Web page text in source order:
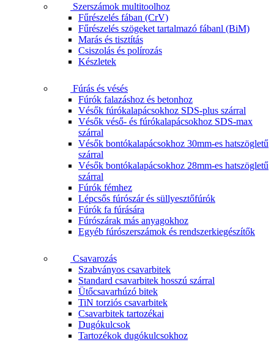
Szerszámok multitoolhoz
Fűrészelés fában (CrV)
Fűrészelés szögeket tartalmazó fábanl (BiM)
Marás és tisztítás
Csiszolás és polírozás
Készletek
Fúrás és vésés
Fúrók falazáshoz és betonhoz
Vésők fúrókalapácsokhoz SDS-plus szárral
Vésők véső- és fúrókalapácsokhoz SDS-max
szárral
Vésők bontókalapácsokhoz 30mm-es hatszögletű
szárral
Vésők bontókalapácsokhoz 28mm-es hatszögletű
szárral
Fúrók fémhez
Lépcsős fúrószár és süllyesztőfúrók
Fúrók fa fúrására
Fúrószárak más anyagokhoz
Egyéb fúrószerszámok és rendszerkiegészítők
Csavarozás
Szabványos csavarbitek
Standard csavarbitek hosszú szárral
Ütőcsavarhúzó bitek
TiN torziós csavarbitek
Csavarbitek tartozékai
Dugókulcsok
Tartozékok dugókulcsokhoz